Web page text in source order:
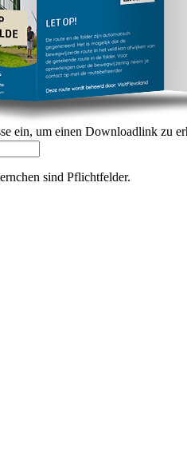
ein, um einen Downloadlink zu
sind Pflichtfelder.